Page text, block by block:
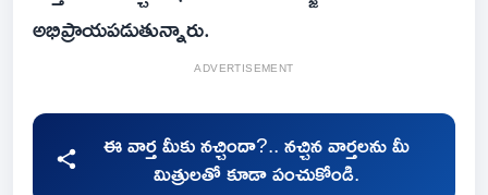
అభిప్రాయపడుతున్నారు.
ADVERTISEMENT
ఈ వార్త మీకు నచ్చిందా?.. నచ్చిన వార్తలను మీ
మిత్రులతో కూడా పంచుకోండి.